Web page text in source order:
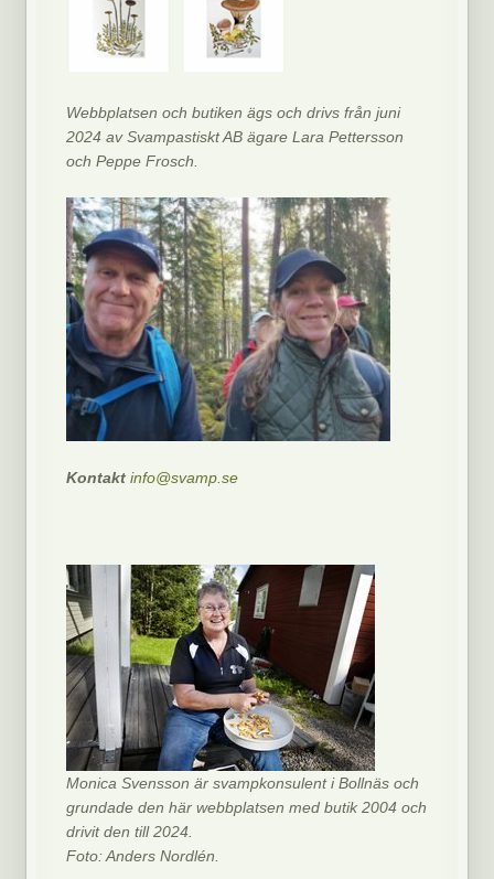
Webbplatsen och butiken ägs och drivs från juni
2024 av Svampastiskt AB ägare Lara Pettersson
och Peppe Frosch.
Kontaktinfo@svamp.se
Monica Svensson är svampkonsulent i Bollnäs och
grundade den här webbplatsen med butik 2004 och
drivit den till 2024.
Foto: Anders Nordlén.